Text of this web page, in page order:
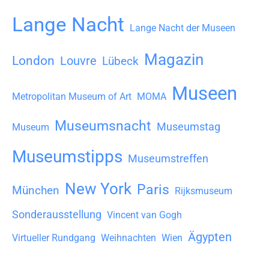
Lange Nacht Lange Nacht der Museen
London Louvre Lübeck Magazin
Metropolitan Museum of Art MOMA Museen
Museum Museumsnacht Museumstag
Museumstipps Museumstreffen
München New York Paris Rijksmuseum
Sonderausstellung Vincent van Gogh
Virtueller Rundgang Weihnachten Wien Ägypten